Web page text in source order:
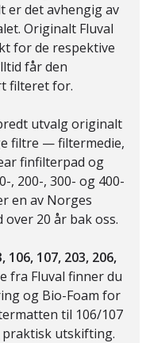
er det avhengig av
Originalt Fluval
for de respektive
får den
filteret for.
utvalg originalt
filtre — filtermedie,
finfilterpad og
, 200-, 300- og 400-
en av Norges
20 år bak oss.
107, 203, 206,
fra Fluval finner du
og Bio-Foam for
til 106/107
utskifting.